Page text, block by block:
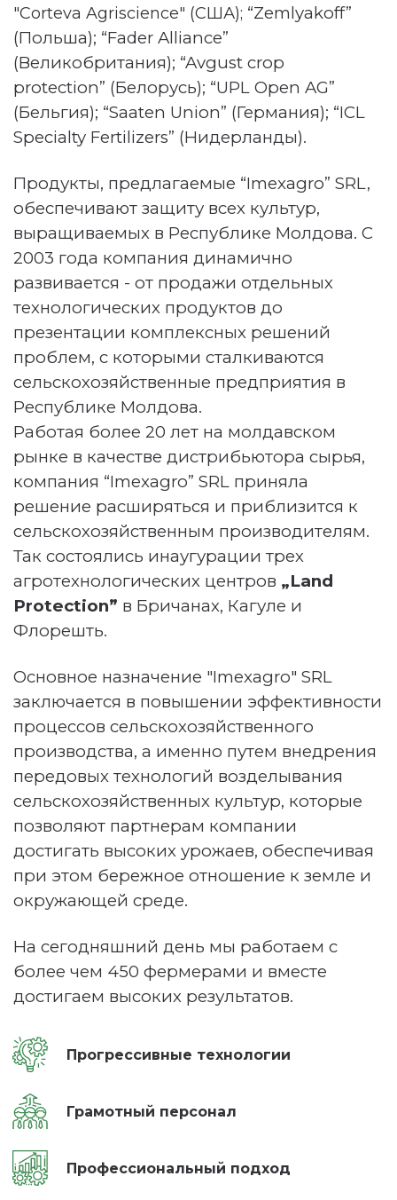
"Corteva Agriscience" (США); “Zemlyakoff”
(Польша); “Fader Alliance”
(Великобритания); “Avgust crop
protection” (Белорусь); “UPL Open AG”
(Бельгия); “Saaten Union” (Германия); “ICL
Specialty Fertilizers” (Нидерланды).
Продукты, предлагаемые “Imexagro” SRL,
обеспечивают защиту всех культур,
выращиваемых в Республике Молдова. С
2003 года компания динамично
развивается - от продажи отдельных
технологических продуктов до
презентации комплексных решений
проблем, с которыми сталкиваются
сельскохозяйственные предприятия в
Республике Молдова.
Работая более 20 лет на молдавском
рынке в качестве дистрибьютора сырья,
компания “Imexagro” SRL приняла
решение расширяться и приблизится к
сельскохозяйственным производителям.
Так состоялись инаугурации трех
агротехнологических центров „Land
Protection” в Бричанах, Кагуле и
Флорешть.
Основное назначение "Imexagro" SRL
заключается в повышении эффективности
процессов сельскохозяйственного
производства, а именно путем внедрения
передовых технологий возделывания
сельскохозяйственных культур, которые
позволяют партнерам компании
достигать высоких урожаев, обеспечивая
при этом бережное отношение к земле и
окружающей среде.
На сегодняшний день мы работаем с
более чем 450 фермерами и вместе
достигаем высоких результатов.
Прогрессивные технологии
Грамотный персонал
Профессиональный подход